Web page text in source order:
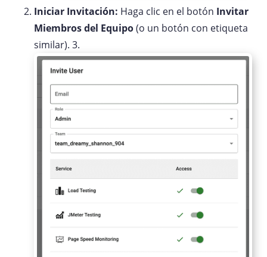
Iniciar Invitación: Haga clic en el botón Invitar
Miembros del Equipo(o un botón con etiqueta
similar). 3.